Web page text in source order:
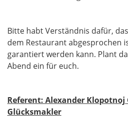
Bitte habt Verständnis dafür,
dem Restaurant abgesprochen
garantiert werden kann. Plant
Abend ein für euch.
Referent: Alexander
Glücksmakler